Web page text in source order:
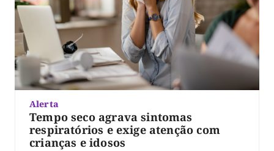
Alerta
Tempo seco agrava sintomas
respiratórios e exige atenção com
crianças e idosos